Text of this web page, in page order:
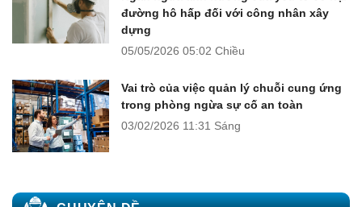
đường hô hấp đối với công nhân xây
dựng
05/05/2026 05:02 Chiều
Vai trò của việc quản lý chuỗi cung ứng
trong phòng ngừa sự cố an toàn
03/02/2026 11:31 Sáng